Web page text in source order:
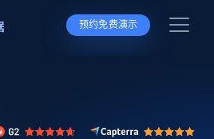
预约免费演示